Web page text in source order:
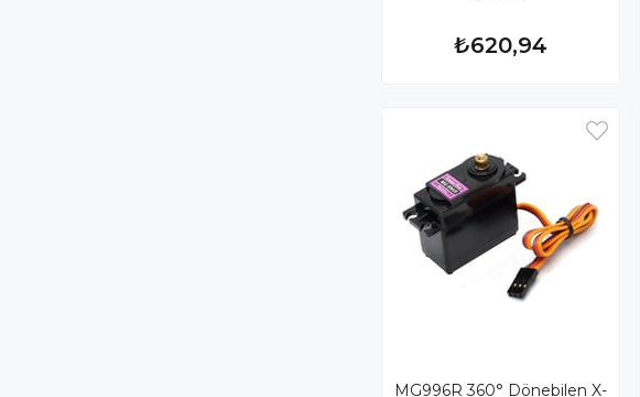
₺620,94
MG996R 360° Dönebilen X-